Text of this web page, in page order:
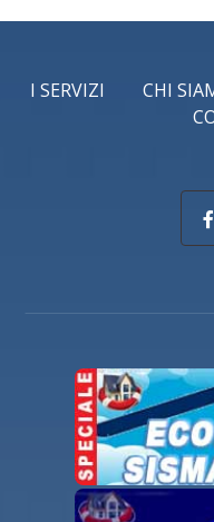
I SERVIZI CHI